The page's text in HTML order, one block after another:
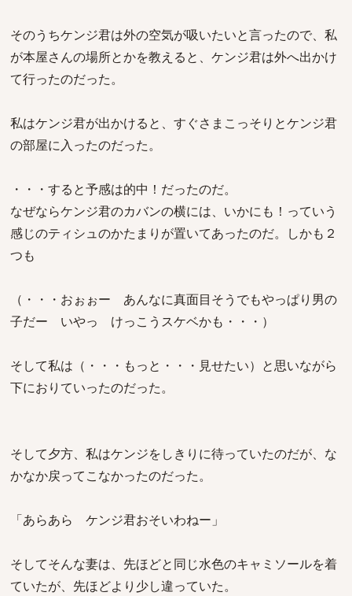
そのうちケンジ君は外の空気が吸いたいと言ったので、私
が本屋さんの場所とかを教えると、ケンジ君は外へ出かけ
て行ったのだった。
私はケンジ君が出かけると、すぐさまこっそりとケンジ君
の部屋に入ったのだった。
・・・すると予感は的中！だったのだ。
なぜならケンジ君のカバンの横には、いかにも！っていう
感じのティシュのかたまりが置いてあったのだ。しかも２
つも
（・・・おぉぉー あんなに真面目そうでもやっぱり男の
子だー いやっ けっこうスケベかも・・・）
そして私は（・・・もっと・・・見せたい）と思いながら
下におりていったのだった。
そして夕方、私はケンジをしきりに待っていたのだが、な
かなか戻ってこなかったのだった。
「あらあら ケンジ君おそいわねー」
そしてそんな妻は、先ほどと同じ水色のキャミソールを着
ていたが、先ほどより少し違っていた。